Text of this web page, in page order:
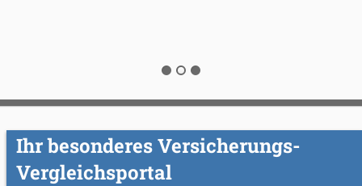
Ihr besonderes Versicherungs-
Vergleichsportal